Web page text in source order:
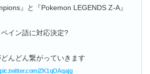
』と『Pokemon LEGENDS Z-A』
イン語に対応決定?
んどん繋がっていきます
pic.twitter.com/ZK1qOAqajg